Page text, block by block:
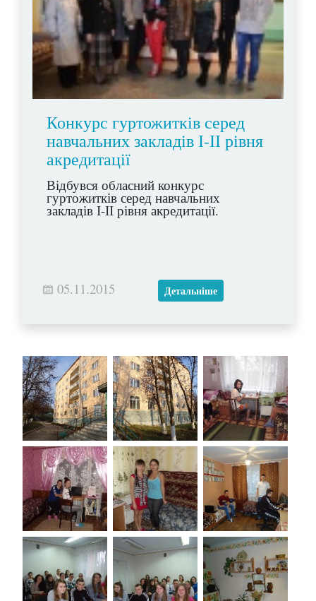
Конкурс гуртожитків серед
навчальних закладів І-ІІ рівня
акредитації
Відбувся обласний конкурс
гуртожитків серед навчальних
закладів І-ІІ рівня акредитації.
05.11.2015 Детальніше